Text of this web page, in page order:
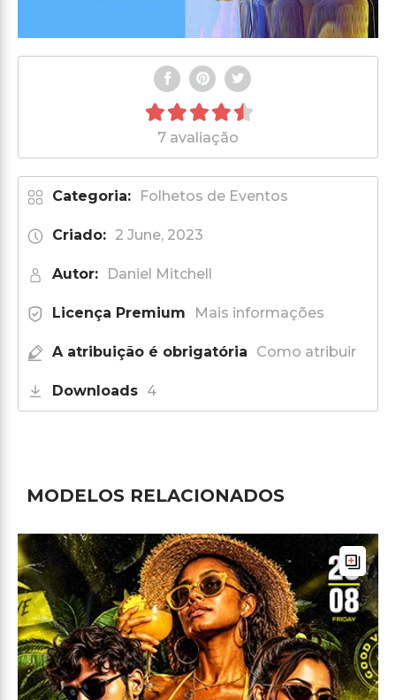
7 avaliação
Categoria: Folhetos de Eventos
Criado: 2 June, 2023
Autor: Daniel Mitchell
Licença Premium Mais informações
A atribuição é obrigatória Como atribuir
Downloads 4
MODELOS RELACIONADOS